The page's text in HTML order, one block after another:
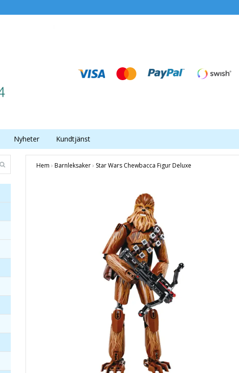
Nyheter Kundtjänst
Hem › Barnleksaker› Star Wars Chewbacca Figur Deluxe